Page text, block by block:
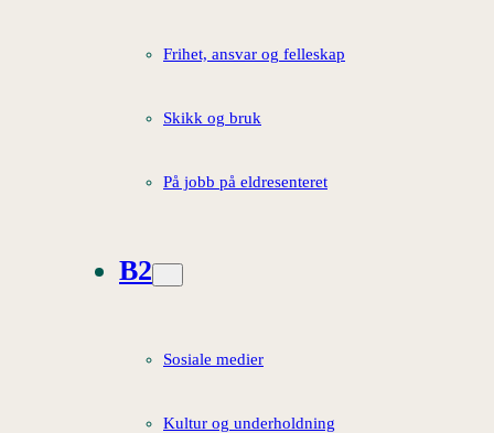
Frihet, ansvar og felleskap
Skikk og bruk
På jobb på eldresenteret
B2
Sosiale medier
Kultur og underholdning